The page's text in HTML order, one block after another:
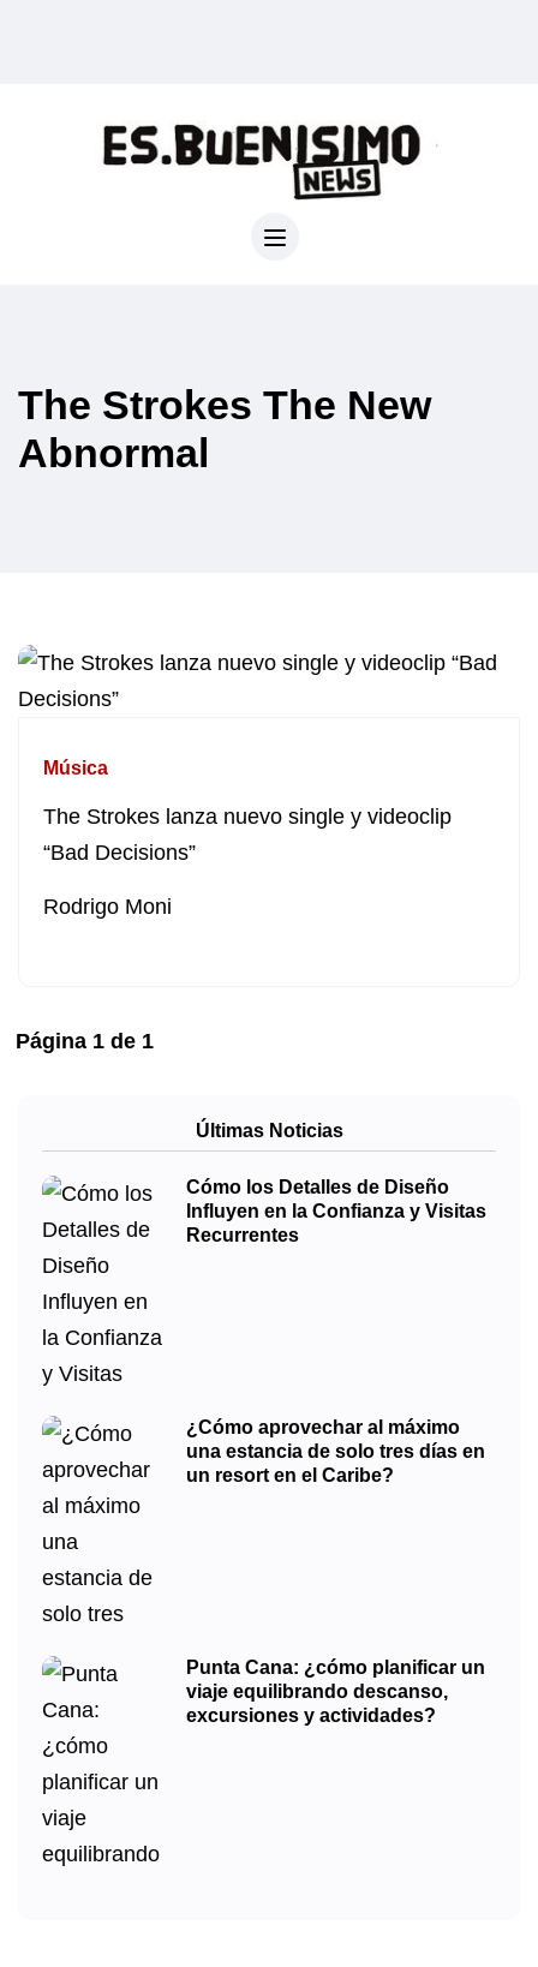
The Strokes The New
Abnormal
Música
The Strokes lanza nuevo single y videoclip
“Bad Decisions”
Rodrigo Moni
Página 1 de 1
Últimas Noticias
Cómo los Detalles de Diseño
Influyen en la Confianza y Visitas
Recurrentes
¿Cómo aprovechar al máximo
una estancia de solo tres días en
un resort en el Caribe?
Punta Cana: ¿cómo planificar un
viaje equilibrando descanso,
excursiones y actividades?